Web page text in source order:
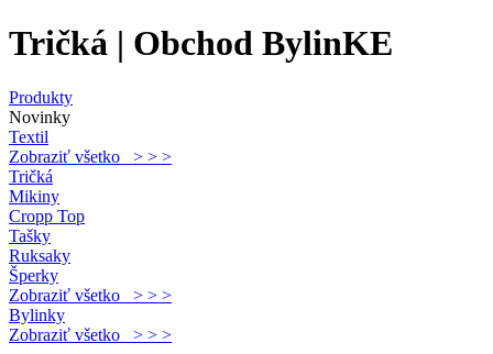
Tričká | Obchod BylinKE
Produkty
Novinky
Textil
Zobraziť všetko > > >
Tričká
Mikiny
Cropp Top
Tašky
Ruksaky
Šperky
Zobraziť všetko > > >
Bylinky
Zobraziť všetko > > >